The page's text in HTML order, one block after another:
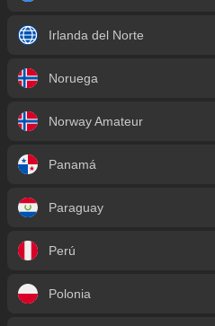
Irlanda del Norte
Noruega
Norway Amateur
Panamá
Paraguay
Perú
Polonia